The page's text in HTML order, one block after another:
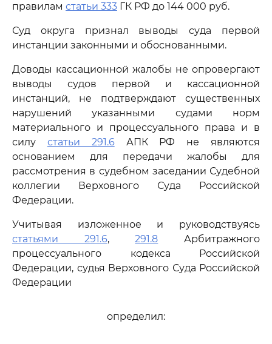
правилам статьи 333 ГК РФ до 144 000 руб.
Суд округа признал выводы суда первой
инстанции законными и обоснованными.
Доводы кассационной жалобы не опровергают
выводы судов первой и кассационной
инстанций, не подтверждают существенных
нарушений указанными судами норм
материального и процессуального права и в
силу статьи 291.6АПК РФ не являются
основанием для передачи жалобы для
рассмотрения в судебном заседании Судебной
коллегии Верховного Суда Российской
Федерации.
Учитывая изложенное и руководствуясь
статьями 291.6,291.8 Арбитражного
процессуального кодекса Российской
Федерации, судья Верховного Суда Российской
Федерации
определил: